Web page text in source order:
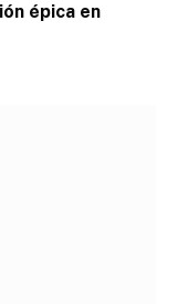
épica en